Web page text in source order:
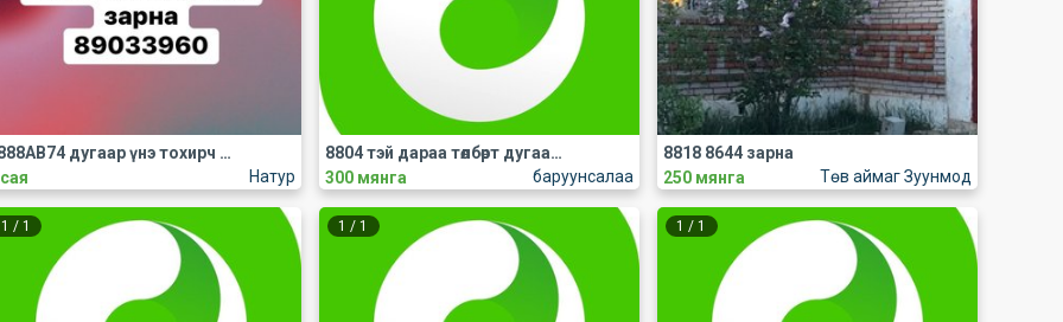
Натур
8888АВ74 дугаар үнэ тохирч зарна
баруунсалаа
8804 тэй дараа төлбөрт дугаар зарна
300 мянга
Төв аймаг Зуунмод
8818 8644 зарна
250 мянга
1 / 1 1 /1 1 /1